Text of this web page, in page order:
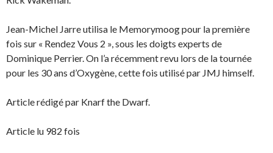
Jean-Michel Jarre utilisa le Memorymoog pour la première
fois sur « Rendez Vous 2 », sous les doigts experts de
Dominique Perrier. On l’a récemment revu lors de la tournée
pour les 30 ans d’Oxygène, cette fois utilisé par JMJ himself.
Article rédigé par Knarf the Dwarf.
Article lu 982 fois